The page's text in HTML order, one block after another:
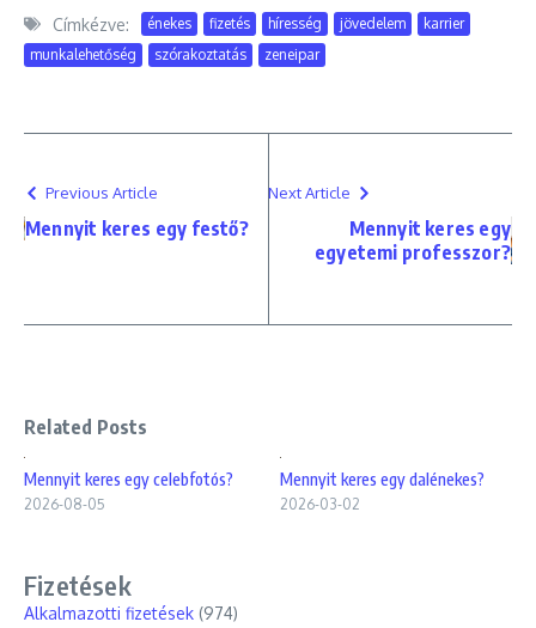
Címkézve: énekes fizetés híresség jövedelem
karrier
munkalehetőség
szórakoztatás zeneipar
Previous Article
Mennyit keres egy festő?
Next Article
Mennyit keres egy
egyetemi professzor?
Related Posts
Mennyit keres egy celebfotós?
2026-08-05
Mennyit keres egy dalénekes?
2026-03-02
Fizetések
Alkalmazotti fizetések (974)